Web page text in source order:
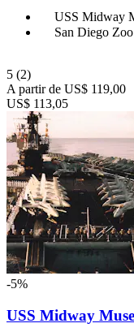
USS Midway
San Diego
5 (2)
A partir de US$ 119,00
US$ 113,05
-5%
USS Midway